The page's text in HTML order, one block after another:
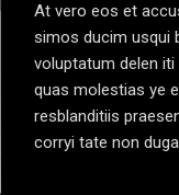
At vero eos et
simos ducim usqui
voluptatum delen
quas molestias ye
resblanditiis
corryi tate non